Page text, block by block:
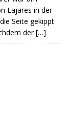
Lajares in der
Seite gekippt
der[…]